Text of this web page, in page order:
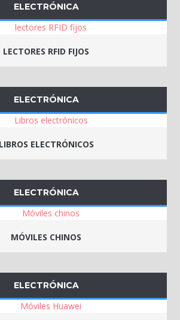
ELECTRÓNICA
LECTORES RFID FIJOS
ELECTRÓNICA
LIBROS ELECTRÓNICOS
ELECTRÓNICA
MÓVILES CHINOS
ELECTRÓNICA